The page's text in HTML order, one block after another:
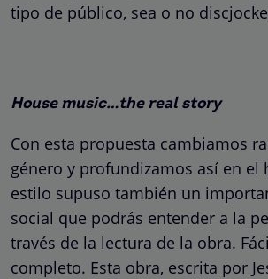
tipo de público, sea o no
House music…the real story
Con esta propuesta cambiamos
género y profundizamos así en el
estilo supuso también un
social que podrás entender a la
través de la lectura de la obra.
completo. Esta obra, escrita por